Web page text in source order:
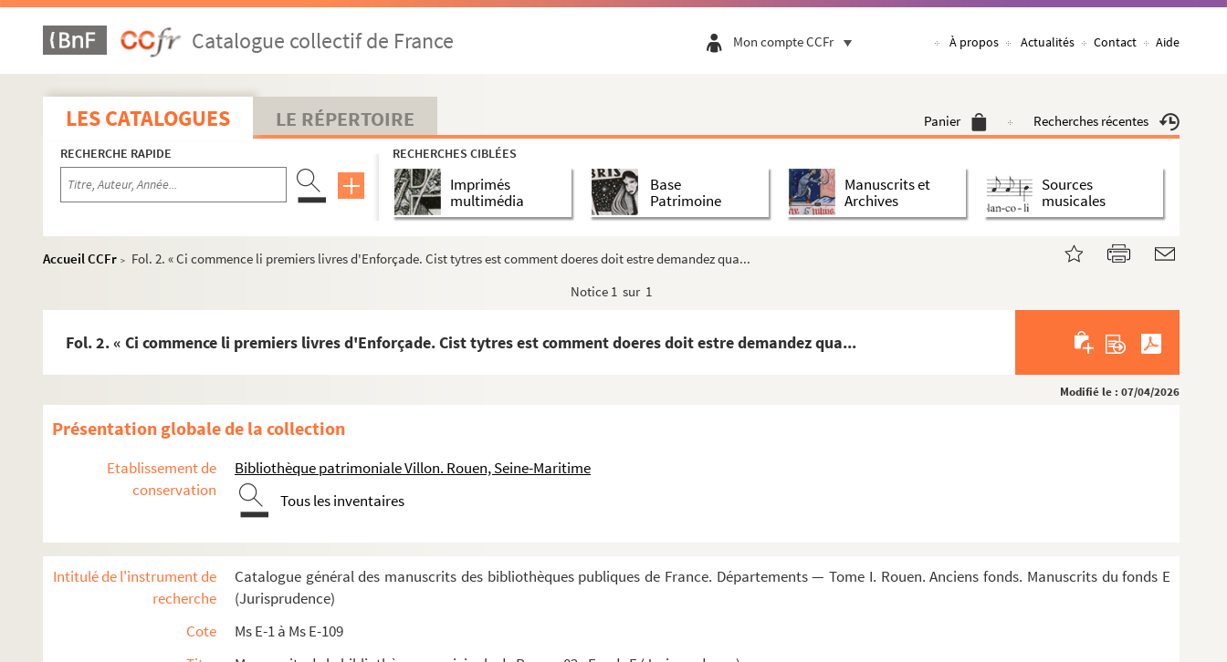
Catalogue collectif de France Mon compte CCFr À propos Actualités Contact Aide
LES CATALOGUES LE RÉPERTOIRE Panier Recherches récentes
RECHERCHE RAPIDE RECHERCHES CIBLÉES
Imprimés
multimédia
Base
Patrimoine
Manuscrits et
Archives
Sources
musicales
Accueil CCFr >
Fol. 2. « Ci commence li premiers livres d'Enforçade. Cist tytres est comment doeres doit estre demandez qua...
Notice 1 sur 1
Fol. 2. « Ci commence li premiers livres d'Enforçade. Cist tytres est comment doeres doit estre demandez qua...
Modifié le : 07/04/2026
Présentation globale de la collection
Etablissement de
conservation
Bibliothèque patrimoniale Villon. Rouen, Seine-Maritime
Tous les inventaires
Intitulé de l'instrument de
recherche
Catalogue général des manuscrits des bibliothèques publiques de France. Départements — Tome I. Rouen. Anciens fonds. Manuscrits du fonds E
(Jurisprudence)
Cote
Ms E-1 à Ms E-109